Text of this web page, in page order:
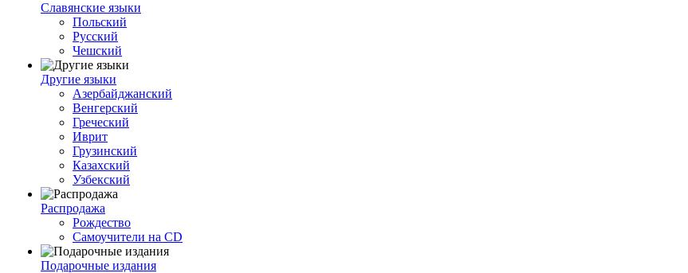
Славянские языки
Польский
Русский
Чешский
Другие языки
Азербайджанский
Венгерский
Греческий
Иврит
Грузинский
Казахский
Узбекский
Распродажа
Рождество
Самоучители на CD
Подарочные издания